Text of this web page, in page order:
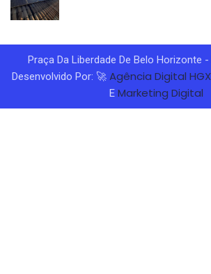
Praça Da Liberdade De Belo Horizonte
Desenvolvido Por: 🚀 Agência Digital HGX
E Marketing Digital